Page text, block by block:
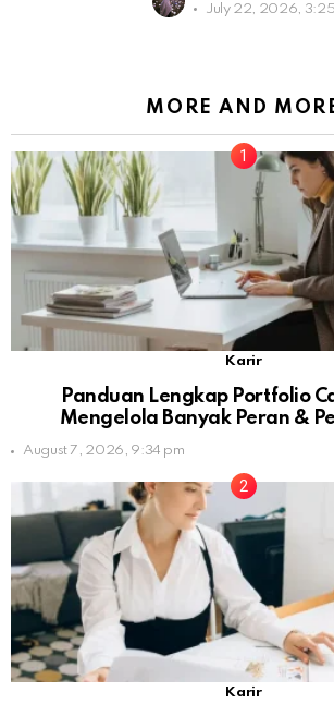
July 22, 2026,
MORE AND
Karir
Panduan Lengkap Portfolio
Mengelola Banyak Peran &
August 7, 2026, 9:34 pm
Karir